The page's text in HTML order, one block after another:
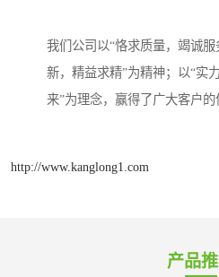
我们公司以“恪求质量，竭诚服
新，精益求精”为精神；以“实
来”为理念，赢得了广大客户的
http://www.kanglong1.com
产品